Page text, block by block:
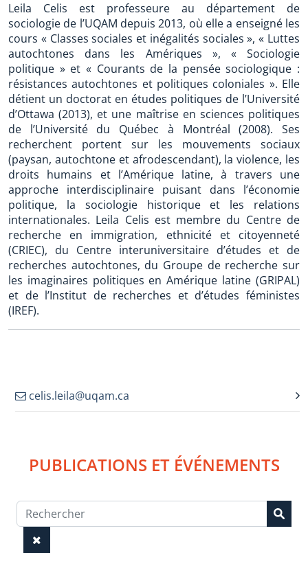
Leila Celis est professeure au département de
sociologie de l’UQAM depuis 2013, où elle a enseigné les
cours « Classes sociales et inégalités sociales », « Luttes
autochtones dans les Amériques », « Sociologie
politique » et « Courants de la pensée sociologique :
résistances autochtones et politiques coloniales ». Elle
détient un doctorat en études politiques de l’Université
d’Ottawa (2013), et une maîtrise en sciences politiques
de l’Université du Québec à Montréal (2008). Ses
recherchent portent sur les mouvements sociaux
(paysan, autochtone et afrodescendant), la violence, les
droits humains et l’Amérique latine, à travers une
approche interdisciplinaire puisant dans l’économie
politique, la sociologie historique et les relations
internationales. Leila Celis est membre du Centre de
recherche en immigration, ethnicité et citoyenneté
(CRIEC), du Centre interuniversitaire d’études et de
recherches autochtones, du Groupe de recherche sur
les imaginaires politiques en Amérique latine (GRIPAL)
et de l’Institut de recherches et d’études féministes
(IREF).
celis.leila@uqam.ca
PUBLICATIONS ET ÉVÉNEMENTS